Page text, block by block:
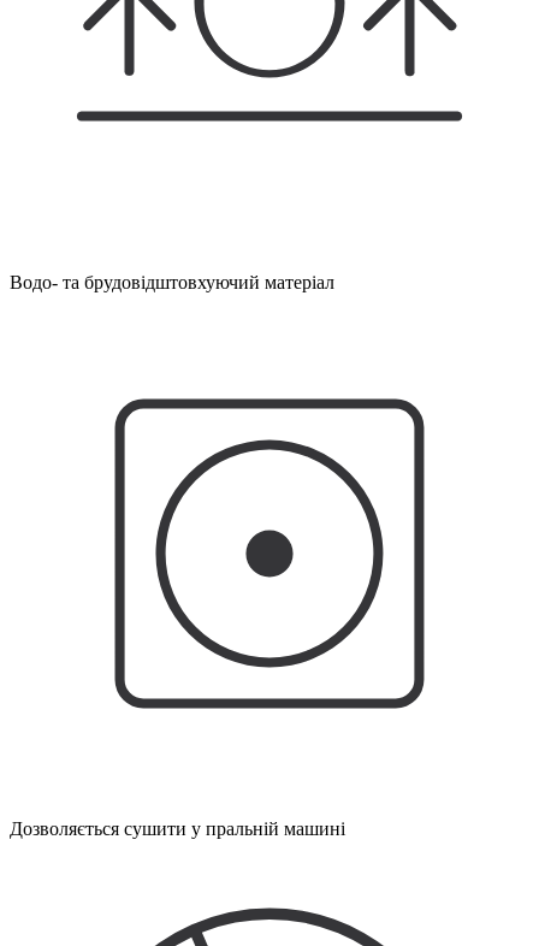
Водо- та брудовідштовхуючий матеріал
Дозволяється сушити у пральній машині